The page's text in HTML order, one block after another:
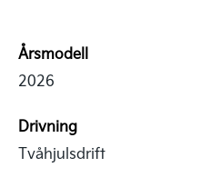
Årsmodell
2026
Drivning
Tvåhjulsdrift